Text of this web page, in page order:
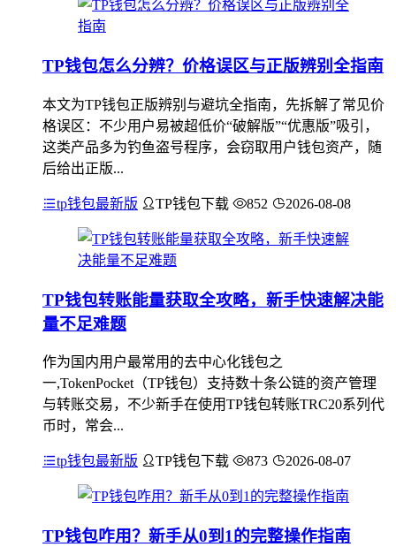
TP钱包怎么分辨？价格误区与正版辨别全指南
本文为TP钱包正版辨别与避坑全指南，先拆解了常见价
格误区：不少用户易被超低价“破解版”“优惠版”吸引，
这类产品多为钓鱼盗号程序，会窃取用户钱包资产，随
后给出正版...
tp钱包最新版 TP钱包下载 852 2026-08-08
TP钱包转账能量获取全攻略，新手快速解决能
量不足难题
作为国内用户最常用的去中心化钱包之
一,TokenPocket（TP钱包）支持数十条公链的资产管理
与转账交易，不少新手在使用TP钱包转账TRC20系列代
币时，常会...
tp钱包最新版 TP钱包下载 873 2026-08-07
TP钱包咋用？新手从0到1的完整操作指南